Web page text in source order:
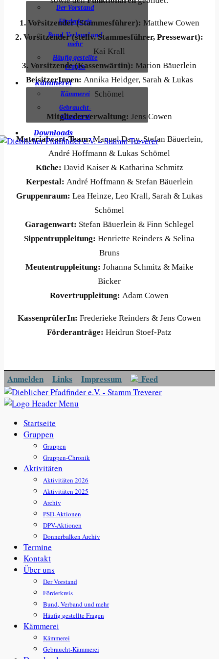
Der Vorstand
Förderkreis
Bund, Verband und
mehr
Häufig gestellte
Fragen
Kämmerei
Kämmerei
Gebraucht-
Kämmerei
Downloads
1. Vorsitzender (Stammesführer): Matthew Cowen
2. Vorsitzender (stellv. Stammesführer, Pressewart):
Kai Krall
3. Vorsitzende (Kassenwärtin): Marion Bäuerlein
BeisitzerInnen: Annika Heidger, Sarah & Lukas
Schömel
Mitgliederverwaltung:Jens Cowen
Materialwart-Team:Manuel Dany, Stefan Bäuerlein,
André Hoffmann & Lukas Schömel
Küche: David Kaiser & Katharina Schmitz
Kerpestal: André Hoffmann & Stefan Bäuerlein
Gruppenraum: Lea Heinze, Leo Krall, Sarah & Lukas
Schömel
Garagenwart: Stefan Bäuerlein & Finn Schlegel
Sippentruppleitung:Henriette Reinders & Selina
Bruns
Meutentruppleitung: Johanna Schmitz & Maike
Bicker
Rovertruppleitung: Adam Cowen
KassenprüferIn:Frederieke Reinders & Jens Cowen
Förderanträge: Heidrun Stoef-Patz
Anmelden Links Impressum Feed
Startseite
Gruppen
Gruppen
Gruppen-Chronik
Aktivitäten
Aktivitäten 2026
Aktivitäten 2025
Archiv
PSD-Aktionen
DPV-Aktionen
Donnerbalken Archiv
Termine
Kontakt
Über uns
Der Vorstand
Förderkreis
Bund, Verband und mehr
Häufig gestellte Fragen
Kämmerei
Kämmerei
Gebraucht-Kämmerei